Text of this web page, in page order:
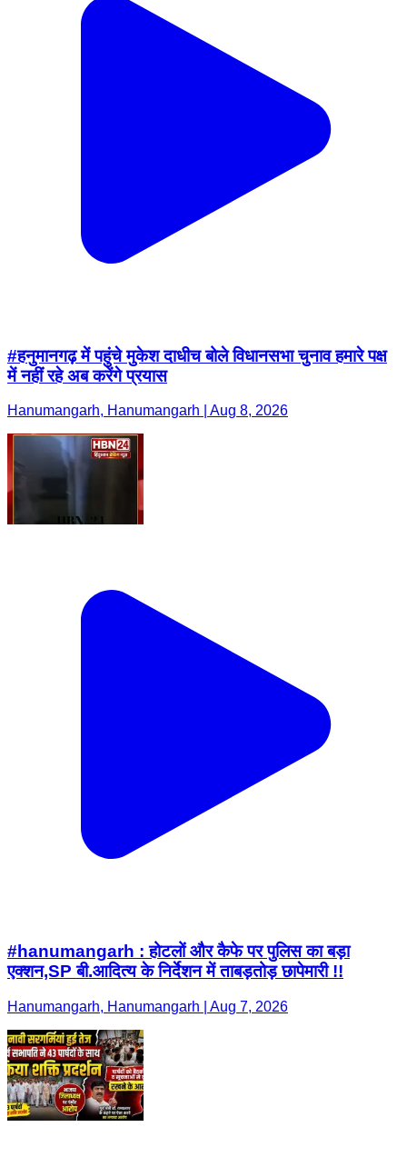
#हनुमानगढ़ में पहुंचे मुकेश दाधीच बोले विधानसभा चुनाव हमारे पक्ष
में नहीं रहे अब करेंगे प्रयास
Hanumangarh, Hanumangarh | Aug 8, 2026
#hanumangarh : होटलों और कैफे पर पुलिस का बड़ा
एक्शन,SP बी.आदित्य के निर्देशन में ताबड़तोड़ छापेमारी !!
Hanumangarh, Hanumangarh | Aug 7, 2026